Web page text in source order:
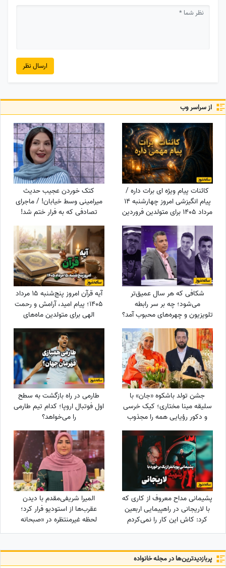
ارسال نظر
از سراسر وب
کائنات پیام ویژه ای برات داره /
پیام انگیزشی امروز چهارشنبه 14
مرداد 1405 برای متولدین فروردین
نکن + ویدئو
کتک خوردن عجیب حدیث
میرامینی وسط خیابان! / ماجرای
تصادفی که به فرار ختم شد!
شکافی که هر سال عمیق‌تر
می‌شود؛ چه بر سر رابطه
تلویزیون و چهره‌های محبوب آمد؟
آیه قرآن امروز پنج‌شنبه 15 مرداد
1405؛ پیام امید، آرامش و رحمت
الهی برای متولدین ماه‌های
جشن تولد باشکوه «جان» با
سلیقه مینا مختاری؛ کیک خرسی
و دکور رؤیایی همه را مجذوب
کرد
طارمی در راه بازگشت به سطح
اول فوتبال اروپا؛ کدام تیم طارمی
را می‌خواهد؟
پشیمانی مداح معروف از کاری که
با لاریجانی در راهپیمایی اربعین
کرد: کاش این کار را نمی‌کردم
المیرا شریفی‌مقدم با دیدن
عقرب‌ها از استودیو فرار کرد؛
لحظه غیرمنتظره در «صبحانه
ایرانی» + ویدئو
پربازدید‌ترین‌ها در مجله خانواده